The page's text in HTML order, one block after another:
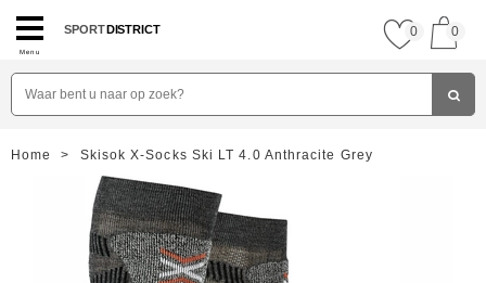
Menu
SPORTDISTRICT 0 0
Home > Skisok X-Socks Ski LT 4.0 Anthracite Grey